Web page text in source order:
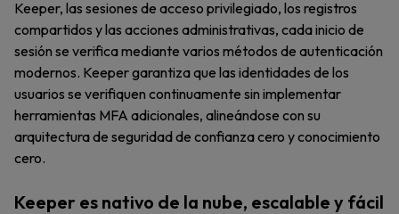
Keeper, las sesiones de acceso privilegiado, los registros
compartidos y las acciones administrativas, cada inicio de
sesión se verifica mediante varios métodos de autenticación
modernos. Keeper garantiza que las identidades de los
usuarios se verifiquen continuamente sin implementar
herramientas MFA adicionales, alineándose con su
arquitectura de seguridad de confianza cero y conocimiento
cero.
Keeper es nativo de la nube, escalable y fácil